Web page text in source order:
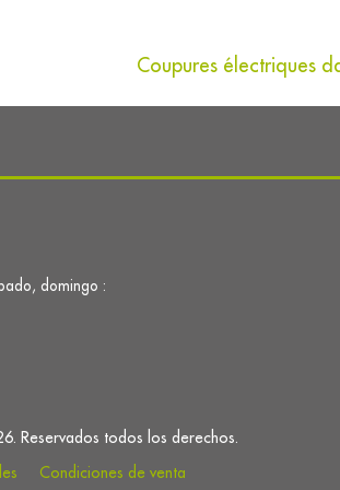
Coupures électriques
domingo :
Reservados todos los derechos.
Condiciones de venta